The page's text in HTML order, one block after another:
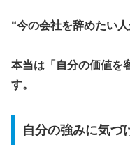
“今の会社を辞めたい
本当は「自分の価値を
す。
自分の強みに気づ